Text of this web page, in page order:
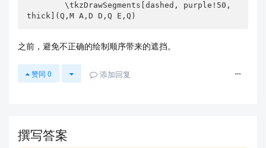
        \tkzDrawSegments[dashed, purple!50,
thick](Q,M A,D D,Q E,Q)
之前，避免不正确的绘制顺序带来的遮挡。
赞同 0 添加回复
撰写答案